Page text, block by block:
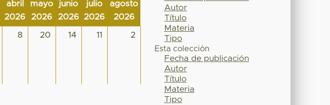
abril
2026
mayo
2026
junio
2026
julio
2026
agosto
2026
8 20 14 11 2
Autor
Título
Materia
Tipo
Esta colección
Fecha de publicación
Autor
Título
Materia
Tipo